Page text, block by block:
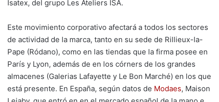
Isatex, del grupo Les Ateliers ISA.
Este movimiento corporativo afectará a todos los sectores
de actividad de la marca, tanto en su sede de Rillieux-la-
Pape (Ródano), como en las tiendas que la firma posee en
París y Lyon, además de en los córners de los grandes
almacenes (Galerias Lafayette y Le Bon Marché) en los que
está presente. En España, según datos de Modaes, Maison